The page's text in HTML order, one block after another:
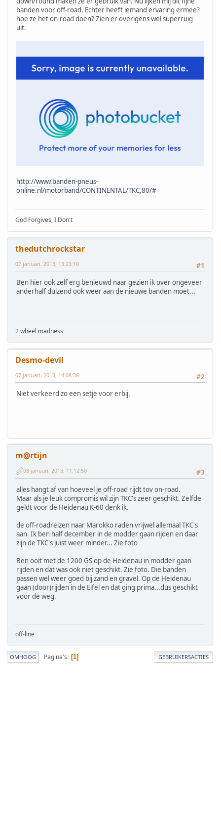
banden voor off-road. Echter heeft iemand ervaring ermee?
hoe ze het on-road doen? Zien er overigens wel superruig
uit.
http://www.banden-pneus-
online.nl/motorband/CONTINENTAL/TKC,80/#
God Forgives, I Don't
thedutchrockstar
#1
07 januari, 2013, 13:23:10
Ben hier ook zelf erg benieuwd naar gezien ik over ongeveer
anderhalf duizend ook weer aan de nieuwe banden moet...
2 wheel madness
Desmo-devil
#2
07 januari, 2013, 14:08:38
Niet verkeerd zo een setje voor erbij.
m@rtijn
#3
08 januari, 2013, 11:12:50
alles hangt af van hoeveel je off-road rijdt tov on-road.
Maar als je leuk compromis wil zijn TKC's zeer geschikt. Zelfde
geldt voor de Heidenau K-60 denk ik.
de off-roadreizen naar Marokko raden vrijwel allemaal TKC's
aan. Ik ben half december in de modder gaan rijden en daar
zijn de TKC's juist weer minder... Zie foto
Ben ooit met de 1200 GS op de Heidenau in modder gaan
rijden en dat was ook niet geschikt. Zie foto. Die banden
passen wel weer goed bij zand en gravel. Op de Heidenau
gaan (door)rijden in de Eifel en dat ging prima...dus geschikt
voor de weg.
off-line
OMHOOG Pagina's 1 GEBRUIKERSACTIES